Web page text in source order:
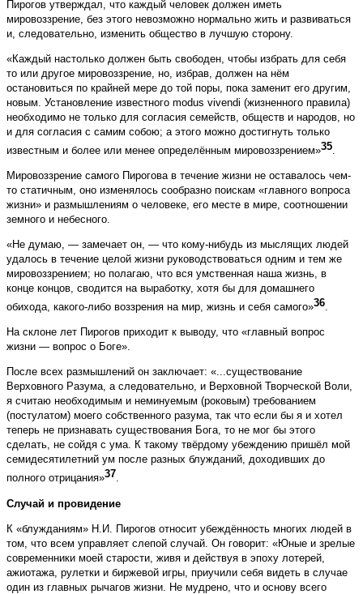
Пирогов утверждал, что каждый человек должен иметь
мировоззрение, без этого невозможно нормально жить и развиваться
и, следовательно, изменить общество в лучшую сторону.
«Каждый настолько должен быть свободен, чтобы избрать для себя
то или другое мировоззрение, но, избрав, должен на нём
остановиться по крайней мере до той поры, пока заменит его другим,
новым. Установление известного modus vivendi (жизненного правила)
необходимо не только для согласия семейств, обществ и народов, но
и для согласия с самим собою; а этого можно достигнуть только
известным и более или менее определённым мировоззрением»35
Мировоззрение самого Пирогова в течение жизни не оставалось чем-
то статичным, оно изменялось сообразно поискам «главного вопроса
жизни» и размышлениям о человеке, его месте в мире, соотношении
земного и небесного.
«Не думаю, — замечает он, — что кому-нибудь из мыслящих людей
удалось в течение целой жизни руководствоваться одним и тем же
мировоззрением; но полагаю, что вся умственная наша жизнь, в
конце концов, сводится на выработку, хотя бы для домашнего
обихода, какого-либо воззрения на мир, жизнь и себя самого»36.
На склоне лет Пирогов приходит к выводу, что «главный вопрос
жизни — вопрос о Боге».
После всех размышлений он заключает: «...существование
Верховного Разума, а следовательно, и Верховной Творческой Воли,
я считаю необходимым и неминуемым (роковым) требованием
(постулатом) моего собственного разума, так что если бы я и хотел
теперь не признавать существования Бога, то не мог бы этого
сделать, не сойдя с ума. К такому твёрдому убеждению пришёл мой
семидесятилетний ум после разных блужданий, доходивших до
полного отрицания»37.
Случай и провидение
К «блужданиям» Н.И. Пирогов относит убеждённость многих людей в
том, что всем управляет слепой случай. Он говорит: «Юные и зрелые
современники моей старости, живя и действуя в эпоху лотерей,
ажиотажа, рулетки и биржевой игры, приучили себя видеть в случае
один из главных рычагов жизни. Не мудрено, что и основу всего